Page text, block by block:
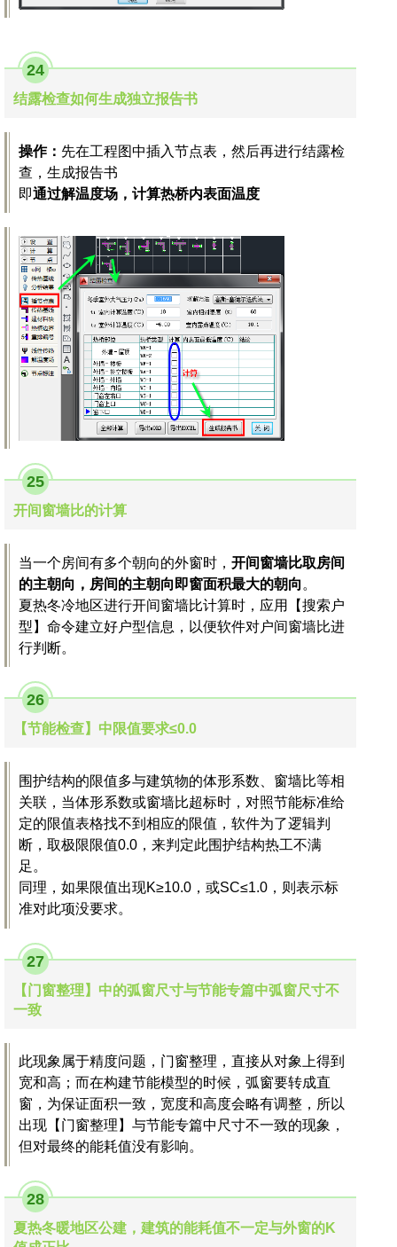
24
结露检查如何生成独立报告书
操作： 先在工程图中插入节点表，然后再进行结露检
查，生成报告书
即通过解温度场，计算热桥内表面温度
25
开间窗墙比的计算
当一个房间有多个朝向的外窗时， 开间窗墙比取房间
的主朝向，房间的主朝向即窗面积最大的朝向 。
夏热冬冷地区进行开间窗墙比计算时，应用【搜索户
型】命令建立好户型信息，以便软件对户间窗墙比进
行判断。
26
【节能检查】中限值要求≤0.0
围护结构的限值多与建筑物的体形系数、窗墙比等相
关联，当体形系数或窗墙比超标时，对照节能标准给
定的限值表格找不到相应的限值，软件为了逻辑判
断，取极限限值0.0，来判定此围护结构热工不满
足。
同理，如果限值出现K≥10.0，或SC≤1.0，则表示标
准对此项没要求。
27
【门窗整理】中的弧窗尺寸与节能专篇中弧窗尺寸不
一致
此现象属于精度问题，门窗整理，直接从对象上得到
宽和高；而在构建节能模型的时候，弧窗要转成直
窗，为保证面积一致，宽度和高度会略有调整，所以
出现【门窗整理】与节能专篇中尺寸不一致的现象，
但对最终的能耗值没有影响。
28
夏热冬暖地区公建，建筑的能耗值不一定与外窗的K